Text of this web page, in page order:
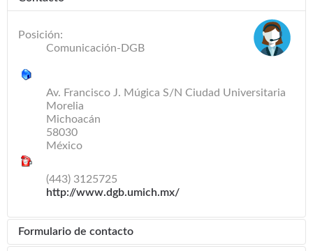
Posición:
Comunicación-DGB
Av. Francisco J. Múgica S/N Ciudad Universitaria
Morelia
Michoacán
58030
México
(443) 3125725
http://www.dgb.umich.mx/
Formulario de contacto